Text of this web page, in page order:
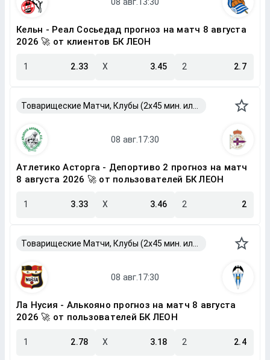
Кельн - Реал Сосьедад прогноз на матч 8 августа
2026 🚀 от клиентов БК ЛЕОН
1 2.33 X 3.45 2 2.7
Атлетико Асторга - Депортиво 2 прогноз на матч
8 августа 2026 🚀 от пользователей БК ЛЕОН
1 3.33 X 3.46 2 2
Ла Нусия - Алькояно прогноз на матч 8 августа
2026 🚀 от пользователей БК ЛЕОН
1 2.78 X 3.18 2 2.4